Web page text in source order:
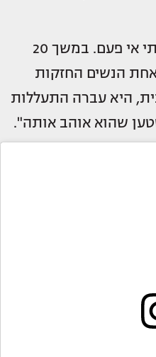
"זה הסרט הכי חשוב שעשיתי אי פעם. במשך 20
הנשים החזקות
היא עברה התעללות
שהוא אוהב אותה".